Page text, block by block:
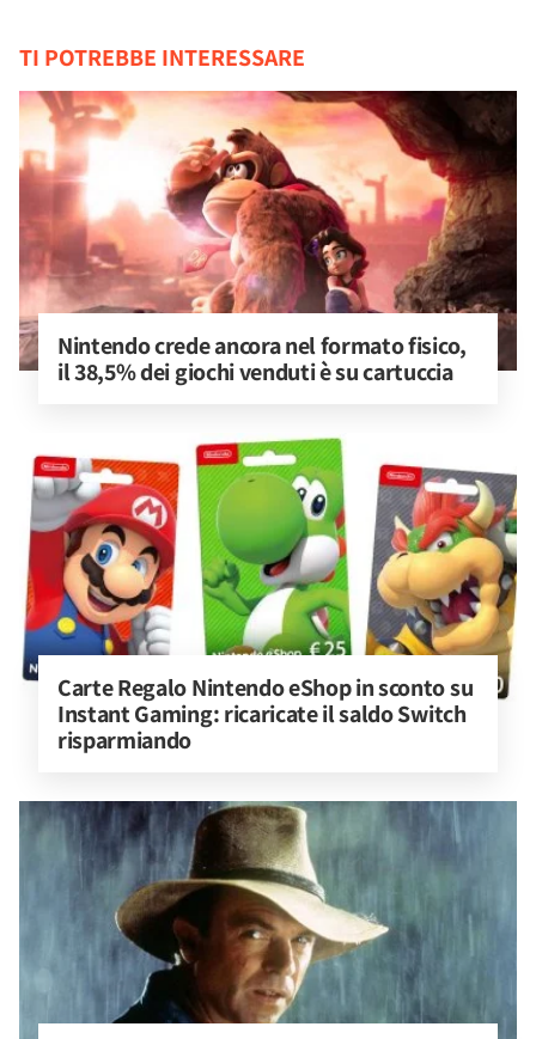
TI POTREBBE INTERESSARE
Nintendo crede ancora nel formato fisico,
il 38,5% dei giochi venduti è su cartuccia
Carte Regalo Nintendo eShop in sconto su
Instant Gaming: ricaricate il saldo Switch
risparmiando